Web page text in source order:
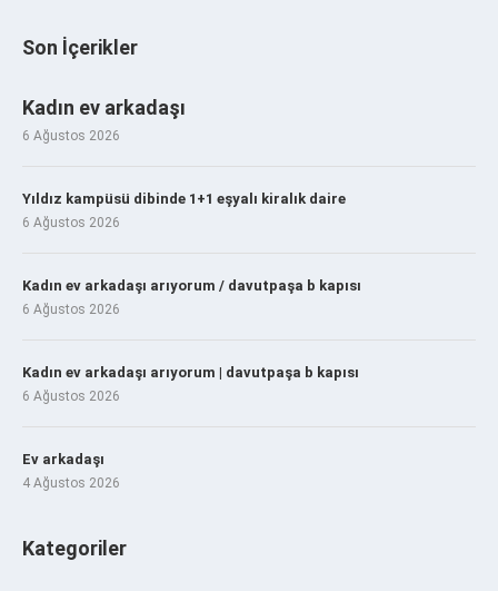
Son İçerikler
Kadın ev arkadaşı
6 Ağustos 2026
Yıldız kampüsü dibinde 1+1 eşyalı kiralık daire
6 Ağustos 2026
Kadın ev arkadaşı arıyorum / davutpaşa b kapısı
6 Ağustos 2026
Kadın ev arkadaşı arıyorum | davutpaşa b kapısı
6 Ağustos 2026
Ev arkadaşı
4 Ağustos 2026
Kategoriler